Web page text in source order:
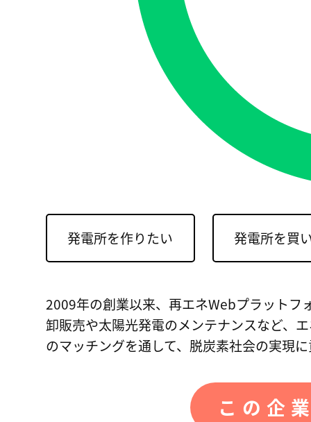
発電所を作りたい 発電所を買
2009年の創業以来、再エネWebプラットフ
卸販売や太陽光発電のメンテナンスなど、
のマッチングを通して、脱炭素社会の実現
この企